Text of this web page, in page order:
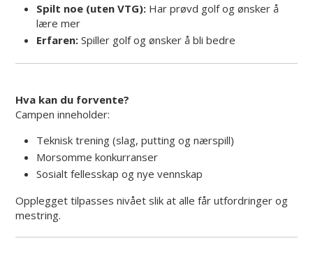
Spilt noe (uten VTG): Har prøvd golf og ønsker å
lære mer
Erfaren: Spiller golf og ønsker å bli bedre
Hva kan du forvente?
Campen inneholder:
Teknisk trening (slag, putting og nærspill)
Morsomme konkurranser
Sosialt fellesskap og nye vennskap
Opplegget tilpasses nivået slik at alle får utfordringer og
mestring.